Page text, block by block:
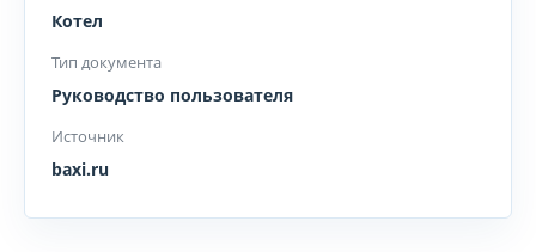
Котел
Тип документа
Руководство пользователя
Источник
baxi.ru